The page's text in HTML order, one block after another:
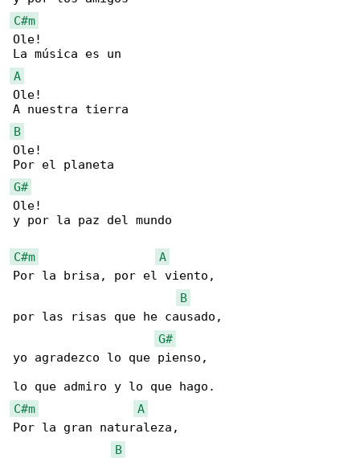
C#m
Ole!
A
Ole!
B
Ole!
G#
Ole!
y por la paz del mundo
C#m
A
Por la brisa, por el viento,
B
por las risas que he causado,
G#
yo agradezco lo que pienso,
C#m
A
Por la gran naturaleza,
B